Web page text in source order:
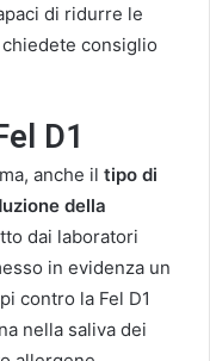
di ridurre le
consiglio
D1
anche il tipo di
della
dai laboratori
in evidenza un
contro la Fel D1
nella saliva dei